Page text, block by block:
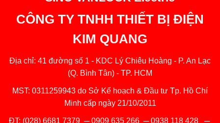
CÔNG TY TNHH THIẾT BỊ ĐIỆN
KIM QUANG
Địa chỉ: 41 đường số 1 - KDC Lý Chiêu Hoàng - P. An Lạc
(Q. Bình Tân) - TP. HCM
MST: 0311259943 do Sở Kế hoạch & Đầu tư Tp. Hồ Chí
Minh cấp ngày 21/10/2011
ĐT: (028) 6681 7379 ─0909 635 266─0938 118 428─